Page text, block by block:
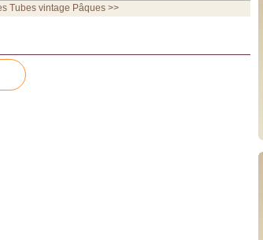
Tubes vintage Pâques >>